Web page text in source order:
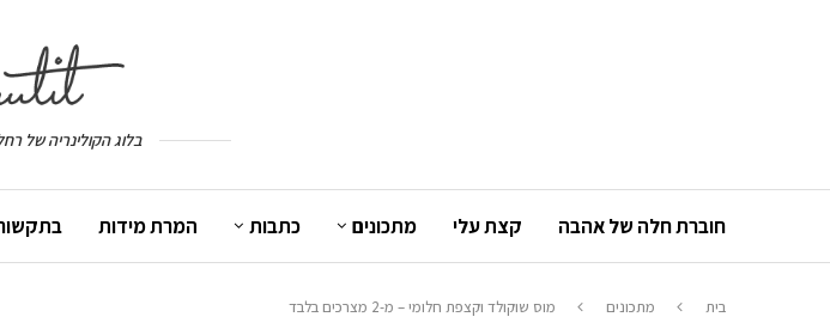
בלוג הקולינריה של
חוברת חלה של אהבה קצת עלי מתכונים כתבות המרת מידות
בית מתכונים מוס שוקולד וקצפת חלומי – מ-2 מצרכים בלבד